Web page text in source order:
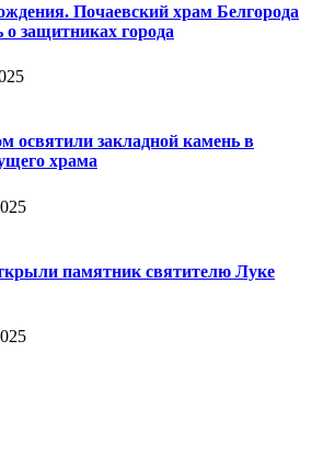
Почаевский храм Белгорода
о защитниках города
освятили закладной камень в
храма
памятник святителю Луке